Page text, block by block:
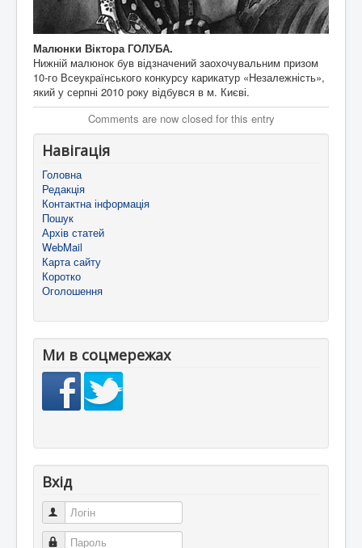
Малюнки Віктора ГОЛУБА.
Нижній малюнок був відзначений заохочувальним призом
10-го Всеукраїнського конкурсу карикатур «Незалежність»,
який у серпні 2010 року відбувся в м. Києві.
Comments are now closed for this entry
Навігація
Головна
Редакція
Контактна інформація
Пошук
Архів статей
WebMail
Карта сайту
Коротко
Оголошення
Ми в соцмережах
Вхід
Логін
Пароль